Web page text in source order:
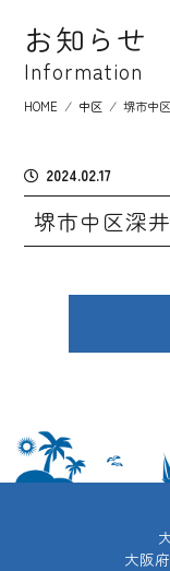
お知らせ
Information
HOME ⁄ 中区 ⁄ 堺市中
2024.02.17
堺市中区深
大阪